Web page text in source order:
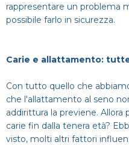
rappresentare un problema
possibile farlo in sicurezza.
Carie e allattamento:
Con tutto quello che
che l'allattamento al seno
addirittura la previene.
carie fin dalla tenera età?
visto, molti altri fattori